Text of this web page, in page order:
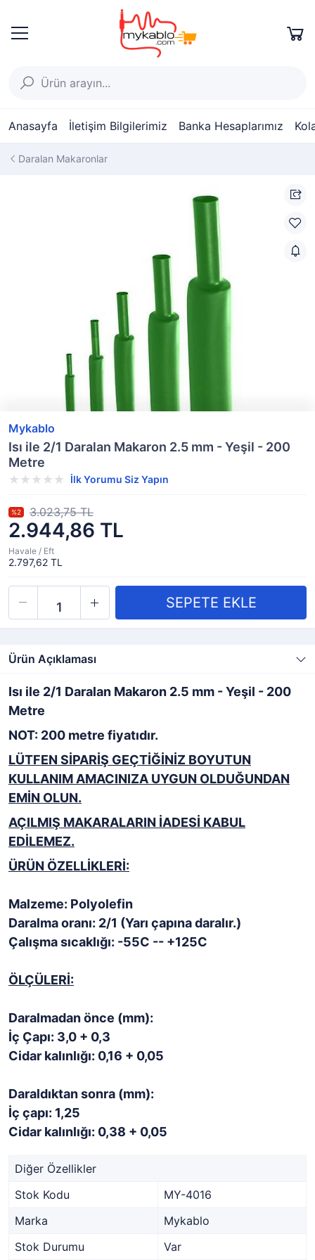
Anasayfa İletişim Bilgilerimiz Banka Hesaplarımız
Daralan Makaronlar
Mykablo
Isı ile 2/1 Daralan Makaron 2.5 mm - Yeşil - 200
Metre
İlk Yorumu Siz Yapın
2.944,86 TL
%2 3.023,75 TL
Havale / Eft
2.797,62 TL
Ürün Açıklaması
Isı ile 2/1 Daralan Makaron 2.5 mm - Yeşil - 200
Metre
NOT: 200 metre fiyatıdır.
LÜTFEN SİPARİŞ GEÇTİĞİNİZ BOYUTUN
KULLANIM AMACINIZA UYGUN OLDUĞUNDAN
EMİN OLUN.
AÇILMIŞ MAKARALARIN İADESİ KABUL
EDİLEMEZ.
ÜRÜN ÖZELLİKLERİ:
Malzeme: Polyolefin
Daralma oranı: 2/1 (Yarı çapına daralır.)
Çalışma sıcaklığı: -55C -- +125C
ÖLÇÜLERİ:
Daralmadan önce (mm):
İç Çapı: 3,0 + 0,3
Cidar kalınlığı: 0,16 + 0,05
Daraldıktan sonra (mm):
İç çapı: 1,25
Cidar kalınlığı: 0,38 + 0,05
Diğer Özellikler
Stok Kodu
MY-4016
Marka
Mykablo
Stok Durumu
Var